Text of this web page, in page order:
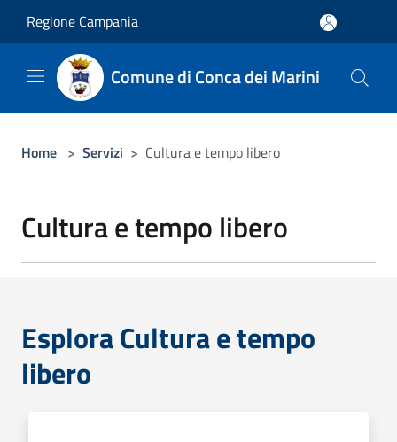
Regione Campania
Comune di Conca dei Marini
Home > Servizi > Cultura e tempo libero
Cultura e tempo libero
Esplora Cultura e tempo
libero